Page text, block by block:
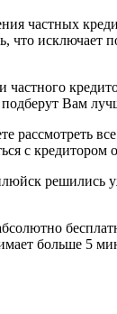
частных
что
Вам
с кредитором
больше 5